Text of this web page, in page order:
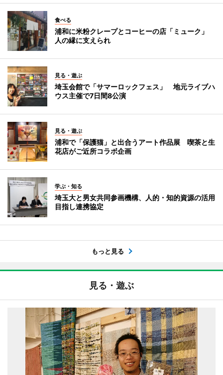
食べる
浦和に米粉クレープとコーヒーの店「ミューク」
人の縁に支えられ
見る・遊ぶ
埼玉会館で「サマーロックフェス」 地元ライブハ
ウス主催で7日間8公演
見る・遊ぶ
浦和で「保護猫」と出合うアート作品展 喫茶と生
花店がご近所コラボ企画
学ぶ・知る
埼玉大と男女共同参画機構、人的・知的資源の活用
目指し連携協定
もっと見る
見る・遊ぶ